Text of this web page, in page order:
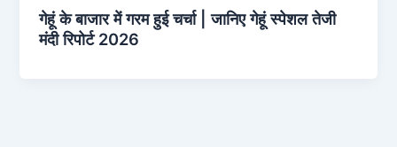
गेहूं के बाजार में गरम हुई चर्चा | जानिए गेहूं स्पेशल तेजी
मंदी रिपोर्ट 2026